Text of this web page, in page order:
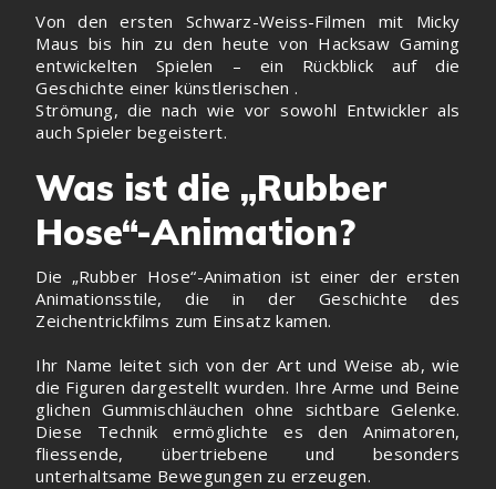
Von den ersten Schwarz-Weiss-Filmen mit Micky
Maus bis hin zu den heute von Hacksaw Gaming
entwickelten Spielen – ein Rückblick auf die
Geschichte einer künstlerischen .
Strömung, die nach wie vor sowohl Entwickler als
auch Spieler begeistert.
Was ist die „Rubber
Hose“-Animation?
Die „Rubber Hose“-Animation ist einer der ersten
Animationsstile, die in der Geschichte des
Zeichentrickfilms zum Einsatz kamen.
Ihr Name leitet sich von der Art und Weise ab, wie
die Figuren dargestellt wurden. Ihre Arme und Beine
glichen Gummischläuchen ohne sichtbare Gelenke.
Diese Technik ermöglichte es den Animatoren,
fliessende, übertriebene und besonders
unterhaltsame Bewegungen zu erzeugen.